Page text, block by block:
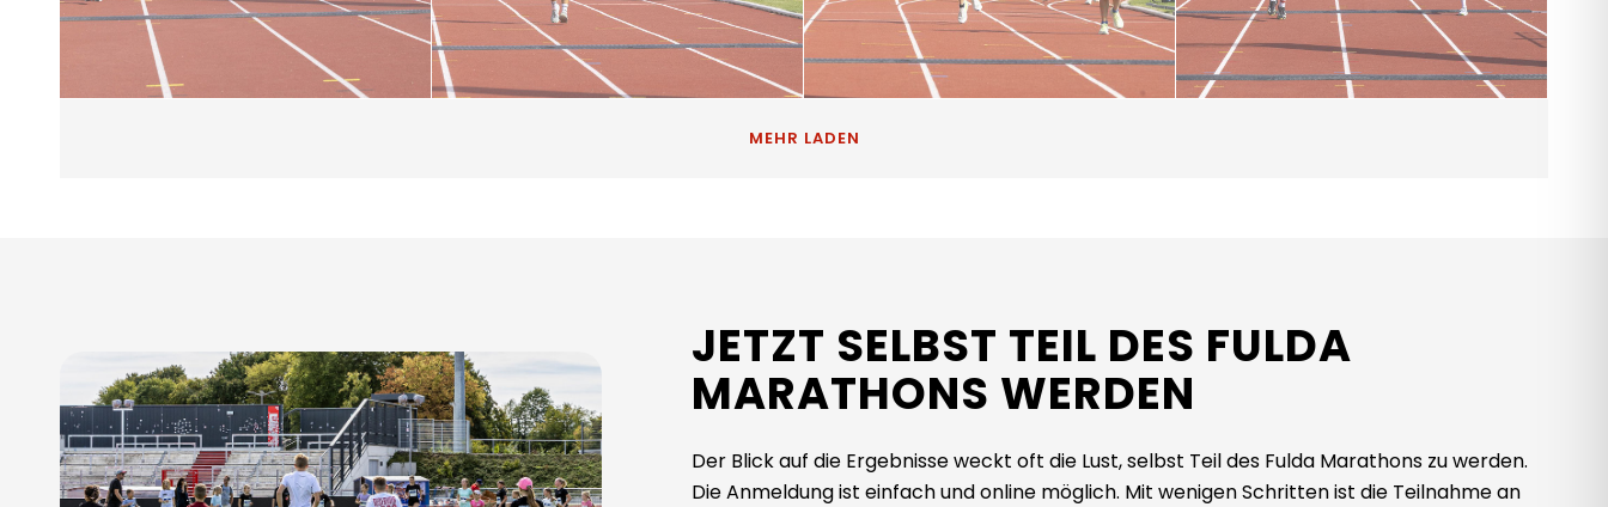
MEHR LADEN
JETZT SELBST TEIL DES FULDA
MARATHONS WERDEN
Der Blick auf die Ergebnisse weckt oft die Lust, selbst Teil des Fulda Marathons zu werden.
Die Anmeldung ist einfach und online möglich. Mit wenigen Schritten ist die Teilnahme an